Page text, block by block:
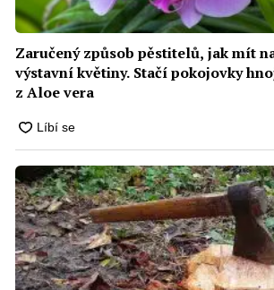
Zaručený způsob pěstitelů, jak mít
výstavní květiny. Stačí pokojovky
z Aloe vera